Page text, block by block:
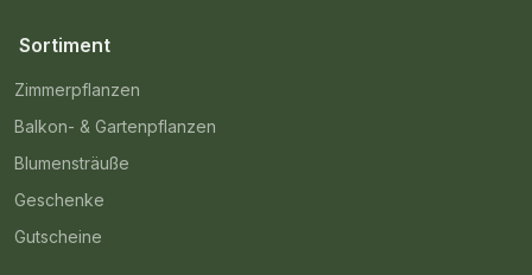
Sortiment
Zimmerpflanzen
Balkon- & Gartenpflanzen
Blumensträuße
Geschenke
Gutscheine